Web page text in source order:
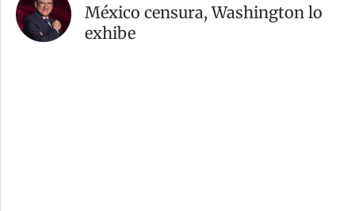
México censura, Washington lo
exhibe